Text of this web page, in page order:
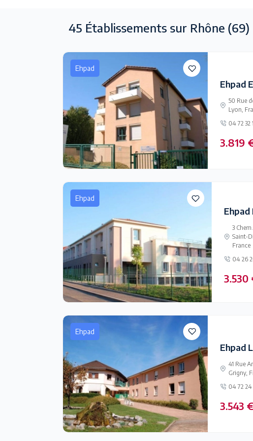
45 Établissements sur Rhône (69)
Ehpad
50 Rue
Lyon,
04 72 32
3.819
Ehpad
Ehpad
3
Saint-
France
04 26
3.530
Ehpad
41 Rue
Grigny,
04 72 24
3.543 €